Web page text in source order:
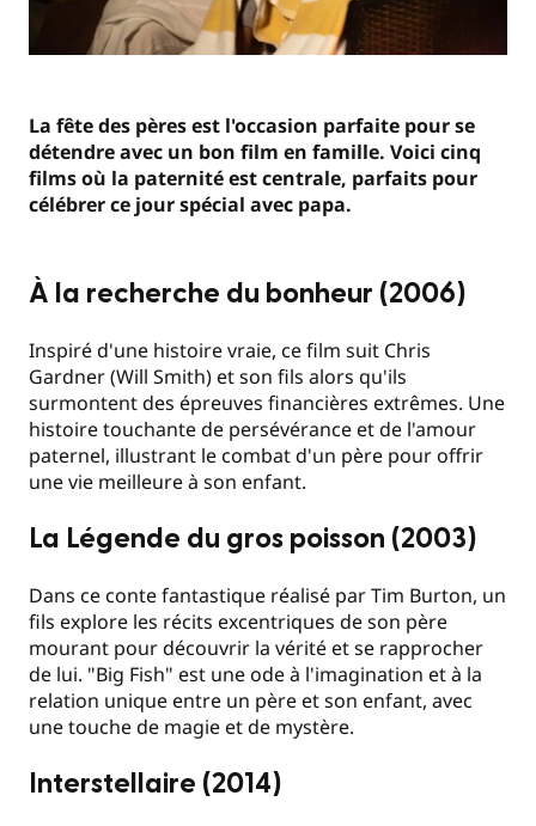
La fête des pères est l'occasion parfaite pour se
détendre avec un bon film en famille. Voici cinq
films où la paternité est centrale, parfaits pour
célébrer ce jour spécial avec papa.
À la recherche du bonheur (2006)
Inspiré d'une histoire vraie, ce film suit Chris
Gardner (Will Smith) et son fils alors qu'ils
surmontent des épreuves financières extrêmes. Une
histoire touchante de persévérance et de l'amour
paternel, illustrant le combat d'un père pour offrir
une vie meilleure à son enfant.
La Légende du gros poisson (2003)
Dans ce conte fantastique réalisé par Tim Burton, un
fils explore les récits excentriques de son père
mourant pour découvrir la vérité et se rapprocher
de lui. "Big Fish" est une ode à l'imagination et à la
relation unique entre un père et son enfant, avec
une touche de magie et de mystère.
Interstellaire (2014)